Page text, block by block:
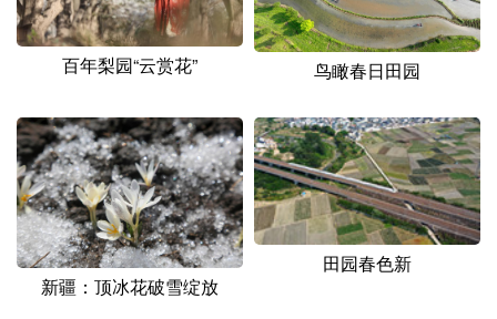
多语种频道
English Español Français عربى
Deutsch Português
百年梨园“云赏花” 鸟瞰春日田园
新疆：顶冰花破雪绽放
田园春色新